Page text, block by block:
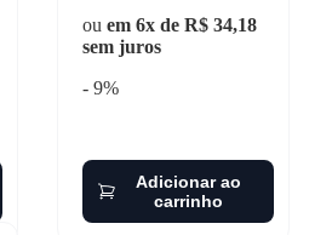
ou em 6x de R$ 34,18
sem juros
- 9%
Adicionar ao
carrinho